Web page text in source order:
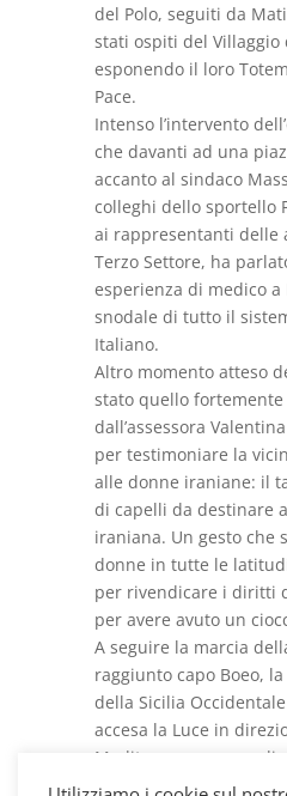
del Polo, seguiti da
stati ospiti del Villaggio
esponendo il loro
Pace.
Intenso l’intervento
che davanti ad una
accanto al sindaco
colleghi dello sportello
ai rappresentanti delle
Terzo Settore, ha
esperienza di medico
snodale di tutto il
Italiano.
Altro momento atteso
stato quello
dall’assessora
per testimoniare la
alle donne iraniane: il
di capelli da destinare
iraniana. Un gesto che
donne in tutte le
per rivendicare i diritti
per avere avuto un
A seguire la marcia
raggiunto capo Boeo,
della Sicilia
accesa la Luce in
Mediterraneo, mare di
mare di morte per